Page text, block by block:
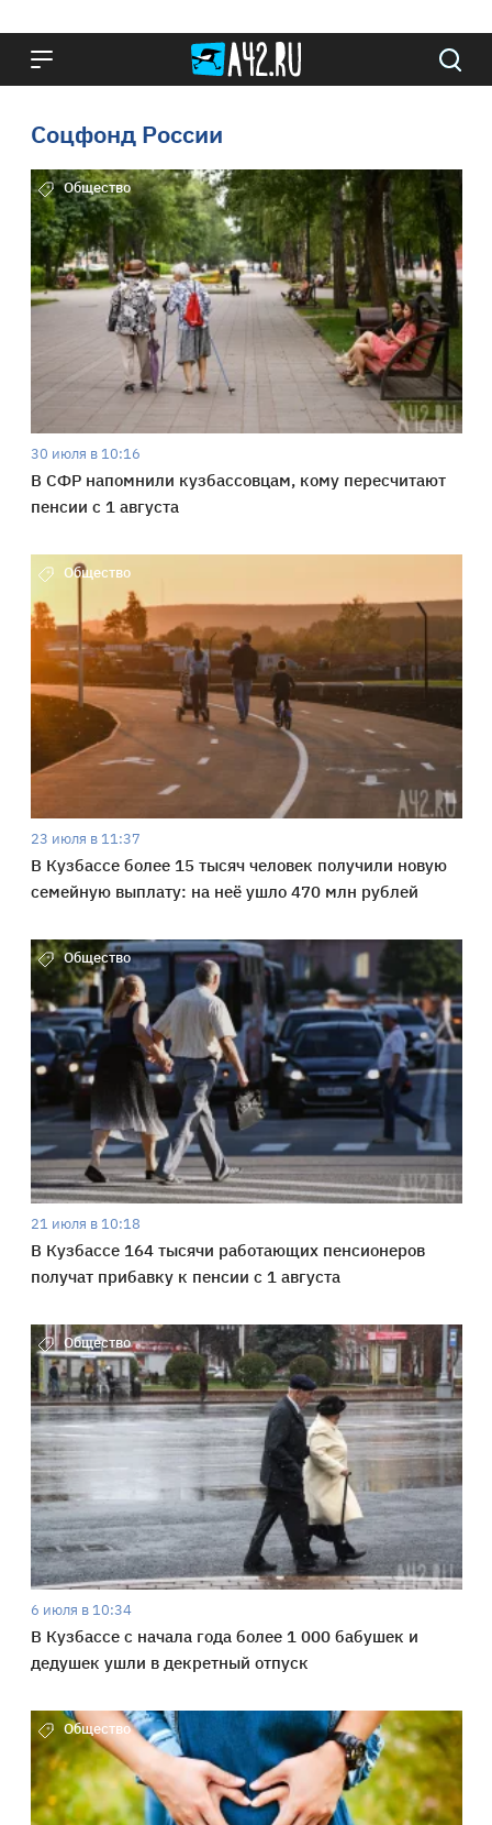
Соцфонд России
Общество
30 июля в 10:16
В СФР напомнили кузбассовцам, кому пересчитают
пенсии с 1 августа
Общество
23 июля в 11:37
В Кузбассе более 15 тысяч человек получили новую
семейную выплату: на неё ушло 470 млн рублей
Общество
21 июля в 10:18
В Кузбассе 164 тысячи работающих пенсионеров
получат прибавку к пенсии с 1 августа
Общество
6 июля в 10:34
В Кузбассе с начала года более 1 000 бабушек и
дедушек ушли в декретный отпуск
Общество